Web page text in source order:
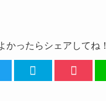
かったらシェアしてね！